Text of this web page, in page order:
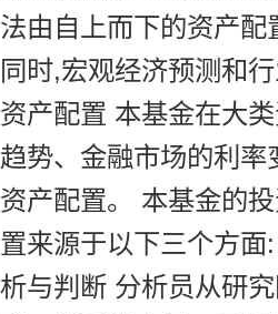
法由自上而下的资产
同时,宏观经济预测和
资产配置 本基金在大
趋势、金融市场的利
资产配置。 本基金的
置来源于以下三个方
析与判断 分析员从研